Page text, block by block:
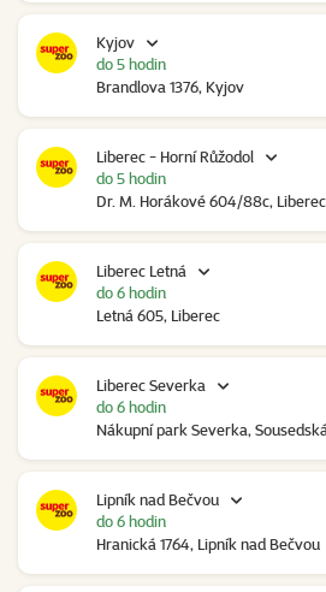
Kyjov
Brandlova 1376, Kyjov
do 5 hodin
Liberec - Horní Růžodol
Dr. M. Horákové 604/88c, Liberec
do 5 hodin
Liberec Letná
Letná 605, Liberec
do 6 hodin
Liberec Severka
Nákupní park Severka,
do 6 hodin
Lipník nad Bečvou
Hranická 1764, Lipník nad Bečvou
do 6 hodin